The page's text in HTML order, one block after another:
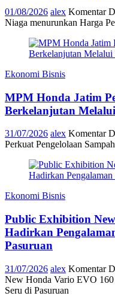
01/08/2026 alex Komentar
Niaga menurunkan Harga
Ekonomi Bisnis
MPM Honda Jatim
Berkelanjutan
31/07/2026 alex Komentar
Perkuat Pengelolaan
Ekonomi Bisnis
Public Exhibition
Hadirkan
Pasuruan
31/07/2026 alex Komentar
New Honda Vario EVO 160
Seru di Pasuruan